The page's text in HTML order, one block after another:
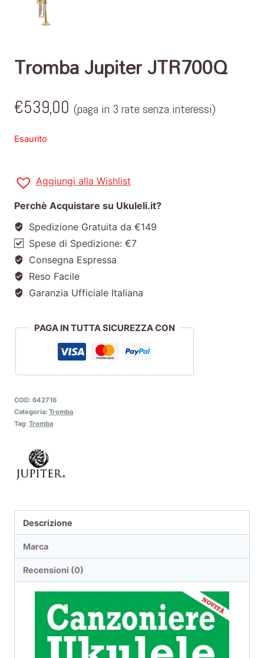
Tromba Jupiter JTR700Q
€539,00 (paga in 3 rate senza interessi)
Esaurito
Aggiungi alla Wishlist
Perchè Acquistare su Ukuleli.it?
Spedizione Gratuita da €149
Spese di Spedizione: €7
Consegna Espressa
Reso Facile
Garanzia Ufficiale Italiana
PAGA IN TUTTA SICUREZZA CON
COD: 642716
Categoria: Tromba
Tag: Tromba
Descrizione
Marca
Recensioni (0)